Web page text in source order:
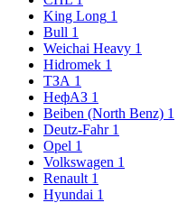
King Long 1
Bull 1
Weichai Heavy 1
Hidromek 1
ТЗА 1
НефАЗ 1
Beiben (North Benz) 1
Deutz-Fahr 1
Opel 1
Volkswagen 1
Renault 1
Hyundai 1